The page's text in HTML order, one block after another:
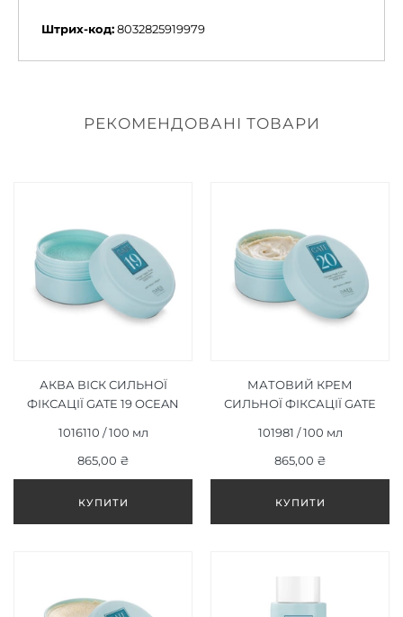
Штрих-код:8032825919979
РЕКОМЕНДОВАНІ ТОВАРИ
АКВА ВІСК СИЛЬНОЇ
ФІКСАЦІЇ GATE 19 OCEAN
ML
1016110 / 100 мл
865,00 ₴
МАТОВИЙ КРЕМ
СИЛЬНОЇ ФІКСАЦІЇ GATE
STRONG 100 ML
101981 / 100 мл
865,00 ₴